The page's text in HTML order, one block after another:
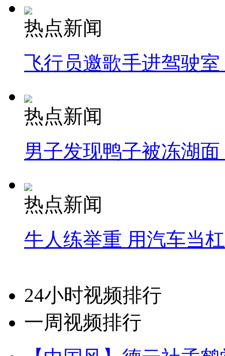
热点新闻
飞行员邀歌手进驾驶
热点新闻
男子发现鸭子被冻湖
热点新闻
牛人练举重 用汽车当
24小时视频排行
一周视频排行